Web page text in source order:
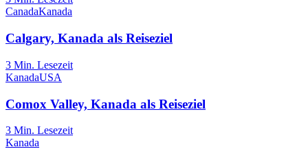
CanadaKanada
Calgary, Kanada als Reiseziel
3 Min. Lesezeit
KanadaUSA
Comox Valley, Kanada als Reiseziel
3 Min. Lesezeit
Kanada